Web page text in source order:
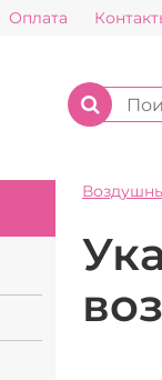
Оплата